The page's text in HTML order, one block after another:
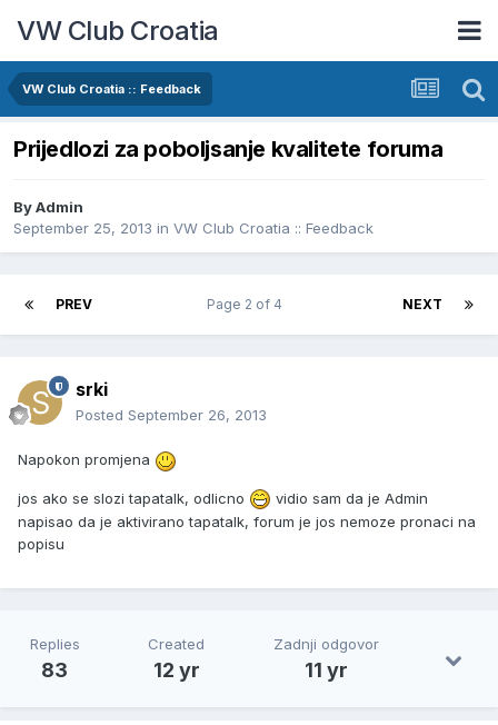
VW Club Croatia
VW Club Croatia :: Feedback
Prijedlozi za poboljsanje kvalitete foruma
ByAdmin
September 25, 2013 in VW Club Croatia :: Feedback
PREV NEXT
Page 2 of 4
srki
Posted September 26, 2013
Napokon promjena
jos ako se slozi tapatalk, odlicno
vidio sam da je Admin
napisao da je aktivirano tapatalk, forum je jos nemoze pronaci na
popisu
Replies
83
Created
12 yr
Zadnji odgovor
11 yr